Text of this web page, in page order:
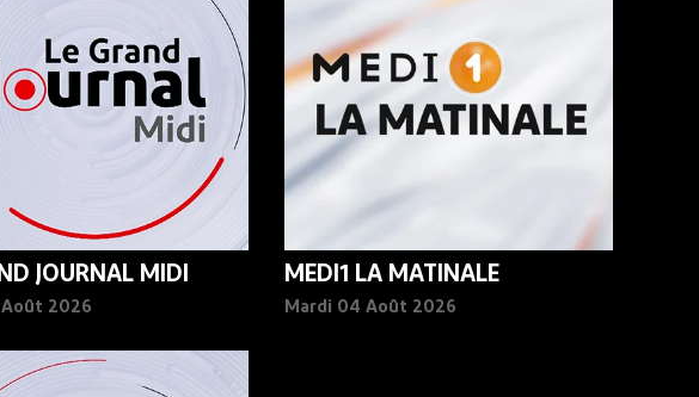
JOURNAL MIDI
2026
MEDI1 LA MATINALE
Mardi 04 Août 2026